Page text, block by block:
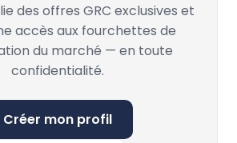
des offres GRC exclusives et
accès aux fourchettes de
du marché — en toute
confidentialité.
Créer mon profil